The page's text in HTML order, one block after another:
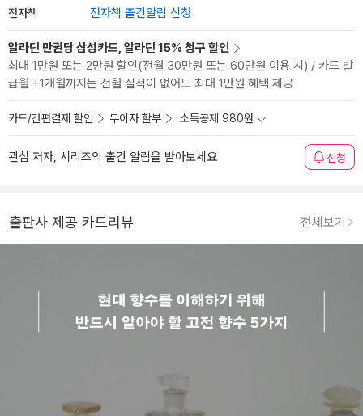
전자책 전자책 출간알림 신청
알라딘 만권당 삼성카드, 알라딘 15% 청구 할인
최대 1만원 또는 2만원 할인(전월 30만원 또는 60만원 이용 시) / 카드 발
급월 +1개월까지는 전월 실적이 없어도 최대 1만원 혜택 제공
카드/간편결제 할인 무이자 할부 소득공제 980원
관심 저자, 시리즈의 출간 알림을 받아보세요 신청
출판사 제공 카드리뷰 전체보기